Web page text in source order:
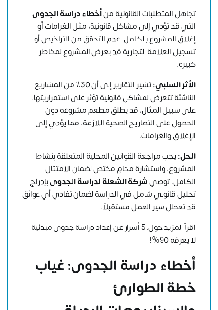
تجاهل المتطلبات القانونية منأخطاء دراسة الجدوى
التي قد تؤدي إلى مشاكل قانونية، مثل الغرامات أو
إغلاق المشروع بالكامل. عدم التحقق من التراخيص أو
تسجيل العلامة التجارية قد يعرض المشروع لمخاطر
كبيرة.
الأثر السلبي:
تشير التقارير إلى أن 30٪ من المشاريع
الناشئة تتعرض لمشاكل قانونية تؤثر على استمراريتها.
على سبيل المثال، قد يطلق مطعم مشروعه دون
الحصول على التصاريح الصحية اللازمة، مما يؤدي إلى
الإغلاق والغرامات.
الحل:يجب مراجعة القوانين المحلية المتعلقة بنشاط
المشروع، واستشارة محامٍ مختص لضمان الامتثال
الكامل. توصيشركة الشعلة لدراسة الجدوىبإدراج
تحليل قانوني شامل في الدراسة لضمان تفادي أي عوائق
قد تعطل سير العمل مستقبلاً.
اقرآ المزيد حول:
5 أسرار عن إعداد دراسة جدوى مبدئية –
لا يعرفه 90%!
أخطاء دراسة الجدوى: غياب
خطة الطوارئ